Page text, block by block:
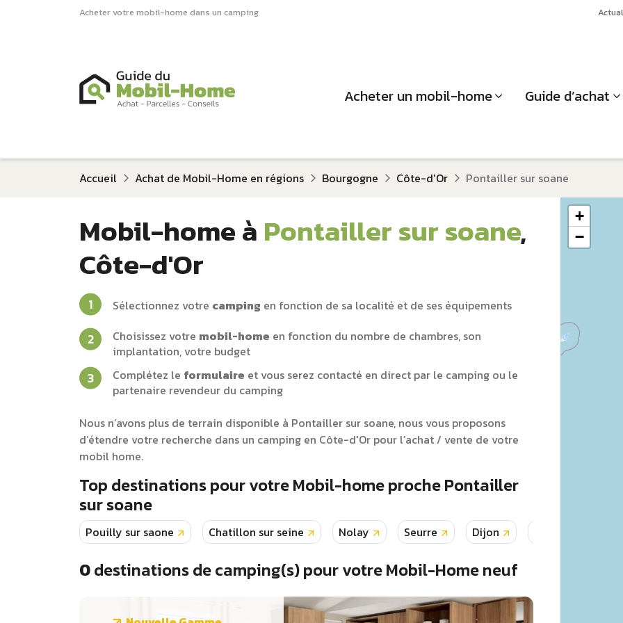
Acheter votre mobil-home dans un camping
Acheter un mobil-home Guide d’achat
Accueil Achat de Mobil-Home en régions Bourgogne Côte-d'Or Pontailler sur soane
+
−
Mobil-home à Pontailler sur soane,
Côte-d'Or
Sélectionnez votre camping en fonction de sa localité et de ses équipements
Choisissez votre mobil-home en fonction du nombre de chambres, son
implantation, votre budget
Complétez le formulaire et vous serez contacté en direct par le camping ou le
partenaire revendeur du camping
Nous n’avons plus de terrain disponible à Pontailler sur soane, nous vous proposons
d’étendre votre recherche dans un camping en Côte-d'Or pour l’achat / vente de votre
mobil home.
Top destinations pour votre Mobil-home proche Pontailler
sur soane
Pouilly sur saone Chatillon sur seine Nolay Seurre Dijon
0destinations de camping(s) pour votre Mobil-Home neuf